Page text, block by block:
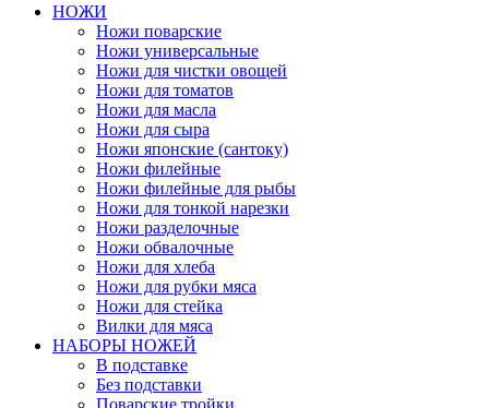
НОЖИ
Ножи поварские
Ножи универсальные
Ножи для чистки овощей
Ножи для томатов
Ножи для масла
Ножи для сыра
Ножи японские (сантоку)
Ножи филейные
Ножи филейные для рыбы
Ножи для тонкой нарезки
Ножи разделочные
Ножи обвалочные
Ножи для хлеба
Ножи для рубки мяса
Ножи для стейка
Вилки для мяса
НАБОРЫ НОЖЕЙ
В подставке
Без подставки
Поварские тройки